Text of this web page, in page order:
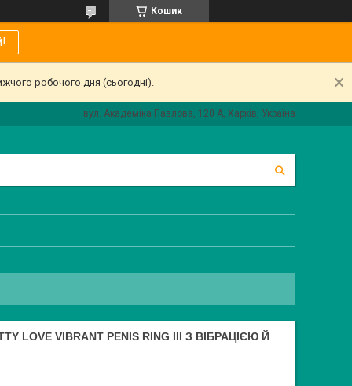
Кошик
робочого дня (сьогодні).
вул. Академіка Павлова, 120 А, Харків, Україна
LOVE VIBRANT PENIS RING III З ВІБРАЦІЄЮ Й